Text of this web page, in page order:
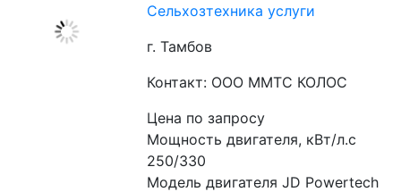
Сельхозтехника услуги
г. Тамбов
Контакт: ООО ММТС КОЛОС
Цена по запросу
Мощность двигателя, кВт/л.с
250/330
Модель двигателя JD Powertech